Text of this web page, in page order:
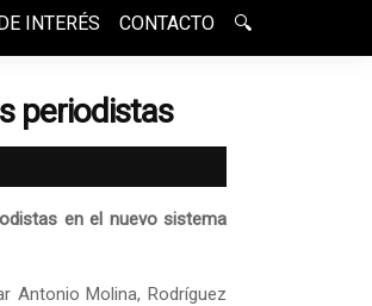
INTERÉS CONTACTO 🔍
periodistas
en el nuevo sistema
Antonio Molina, Rodríguez